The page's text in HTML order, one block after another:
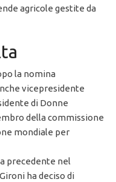
agricole gestite da
la nomina
vicepresidente
di Donne
della commissione
mondiale per
precedente nel
ha deciso di